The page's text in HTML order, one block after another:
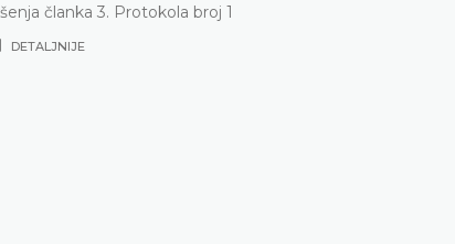
članka 3. Protokola broj 1
DETALJNIJE